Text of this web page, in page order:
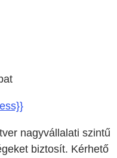
nagyvállalati szintű
biztosít. Kérhető